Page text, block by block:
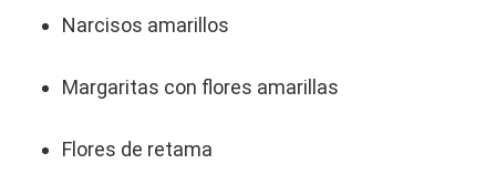
Narcisos amarillos
Margaritas con flores amarillas
Flores de retama